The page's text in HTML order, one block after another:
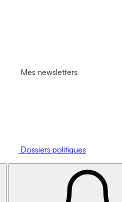
Mes newsletters
Dossiers politiques